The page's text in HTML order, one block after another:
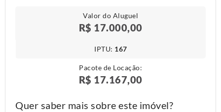
Valor do Aluguel
R$ 17.000,00
IPTU​: 167
Pacote de Locação:
R$ 17.167,00
Quer saber mais sobre este imóvel?